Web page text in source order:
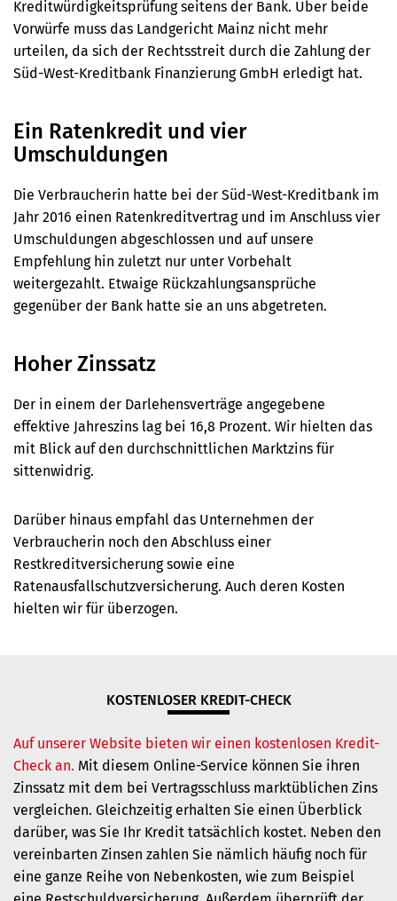
Kreditwürdigkeitsprüfung seitens der Bank. Über beide
Vorwürfe muss das Landgericht Mainz nicht mehr
urteilen, da sich der Rechtsstreit durch die Zahlung der
Süd-West-Kreditbank Finanzierung GmbH erledigt hat.
Ein Ratenkredit und vier
Umschuldungen
Die Verbraucherin hatte bei der Süd-West-Kreditbank im
Jahr 2016 einen Ratenkreditvertrag und im Anschluss vier
Umschuldungen abgeschlossen und auf unsere
Empfehlung hin zuletzt nur unter Vorbehalt
weitergezahlt. Etwaige Rückzahlungsansprüche
gegenüber der Bank hatte sie an uns abgetreten.
Hoher Zinssatz
Der in einem der Darlehensverträge angegebene
effektive Jahreszins lag bei 16,8 Prozent. Wir hielten das
mit Blick auf den durchschnittlichen Marktzins für
sittenwidrig.
Darüber hinaus empfahl das Unternehmen der
Verbraucherin noch den Abschluss einer
Restkreditversicherung sowie eine
Ratenausfallschutzversicherung. Auch deren Kosten
hielten wir für überzogen.
KOSTENLOSER KREDIT-CHECK
Auf unserer Website bieten wir einen kostenlosen Kredit-
Check an. Mit diesem Online-Service können Sie ihren
Zinssatz mit dem bei Vertragsschluss marktüblichen Zins
vergleichen. Gleichzeitig erhalten Sie einen Überblick
darüber, was Sie Ihr Kredit tatsächlich kostet. Neben den
vereinbarten Zinsen zahlen Sie nämlich häufig noch für
eine ganze Reihe von Nebenkosten, wie zum Beispiel